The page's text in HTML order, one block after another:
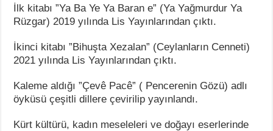
İlk kitabı ”Ya Ba Ye Ya Baran e” (Ya Yağmurdur Ya
Rüzgar) 2019 yılında Lis Yayınlarından çıktı.
İkinci kitabı ”Bihuşta Xezalan” (Ceylanların Cenneti)
2021 yılında Lis Yayınlarından çıktı.
Kaleme aldığı ”Çevê Pacê” ( Pencerenin Gözü) adlı
öyküsü çeşitli dillere çevirilip yayınlandı.
Kürt kültürü, kadın meseleleri ve doğayı eserlerinde